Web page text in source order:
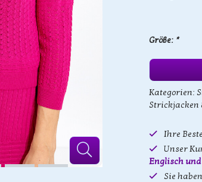
Größe: *
Kategorien:
Strickjacken
Ihre
Unser
Englisch
Sie